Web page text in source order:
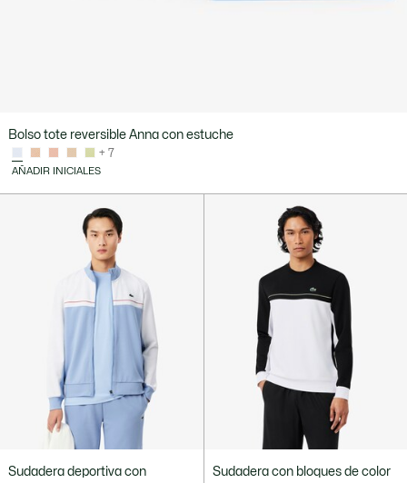
Bolso tote reversible Anna con estuche
+ 7
AÑADIR INICIALES
Sudadera deportiva con Sudadera con bloques de color